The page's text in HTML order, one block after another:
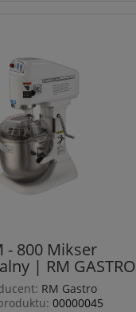
- 800 Mikser
| RM GASTRO
RM Gastro
00000045